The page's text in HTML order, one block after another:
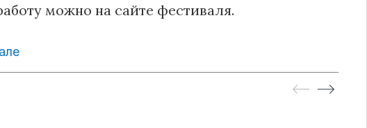
можно на сайте фестиваля.